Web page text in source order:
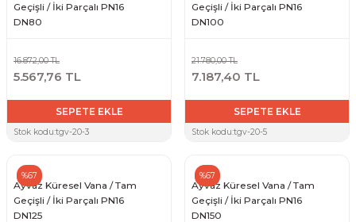
Geçişli / İki Parçalı PN16
DN80
16.872,00 TL
5.567,76 TL
SEPETE EKLE
Stok kodu:tgv-20-3
Geçişli / İki Parçalı PN16
DN100
21.780,00 TL
7.187,40 TL
SEPETE EKLE
Stok kodu:tgv-20-5
Ayvaz Küresel Vana / Tam
Geçişli / İki Parçalı PN16
DN125
%67
Ayvaz Küresel Vana / Tam
Geçişli / İki Parçalı PN16
DN150
%67